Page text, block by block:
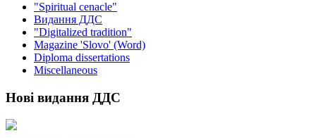
"Spiritual cenacle"
Видання ДДС
"Digitalized tradition"
Magazine 'Slovo' (Word)
Diploma dissertations
Miscellaneous
Нові видання ДДС